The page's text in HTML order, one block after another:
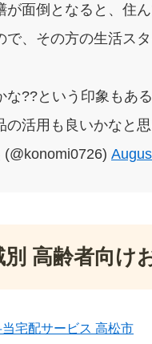
が面倒となると、住
で、その方の生活ス
な??という印象もある
の活用も良いかなと
高齢者向け
宅配サービス 高松市